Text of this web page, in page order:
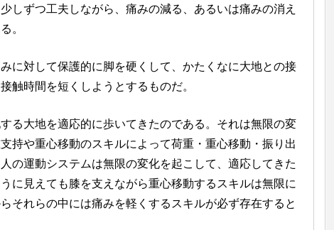
しずつ工夫しながら、痛みの減る、あるいは痛みの消え
。
に対して保護的に脚を硬くして、かたくなに大地との接
触時間を短くしようとするものだ。
る大地を適応的に歩いてきたのである。それは無限の変
持や重心移動のスキルによって荷重・重心移動・振り出
の運動システムは無限の変化を起こして、適応してきた
に見えても膝を支えながら重心移動するスキルは無限に
それらの中には痛みを軽くするスキルが必ず存在すると